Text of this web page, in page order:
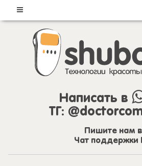
Написать в
ТГ:
Пишите нам в
Чат поддержки